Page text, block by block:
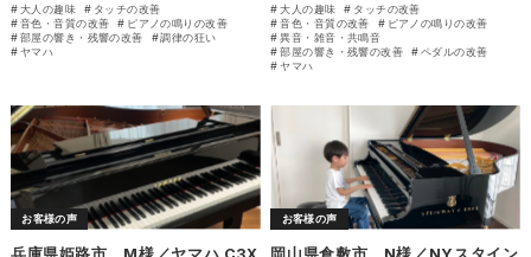
大人の趣味
タッチの改善
音色・音質の改善
ピアノの鳴りの改善
部屋の響き・残響の改善
調律の狂い
ヤマハ
大人の趣味
タッチの改善
音色・音質の改善
ピアノの鳴りの改善
異音・雑音・共鳴音
部屋の響き・残響の改善
ペダルの改善
ヤマハ
お客様の声 お客様の声